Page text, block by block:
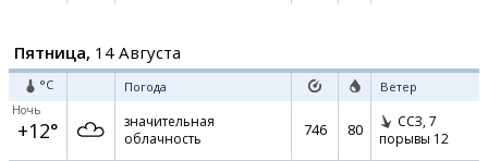
Пятница, 14 Августа
°C Погода Ветер
Ночь
+12°
значительная
облачность
746 80 ССЗ, 7
порывы 12